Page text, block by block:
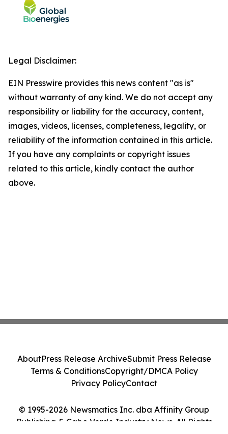
Legal Disclaimer:
EIN Presswire provides this news content "as is"
without warranty of any kind. We do not accept any
responsibility or liability for the accuracy, content,
images, videos, licenses, completeness, legality, or
reliability of the information contained in this article.
If you have any complaints or copyright issues
related to this article, kindly contact the author
above.
© 1995-2026 Newsmatics Inc. dba Affinity Group
Publishing & Cabo Verde Industry News. All Rights
AboutPress Release ArchiveSubmit Press Release
Terms & ConditionsCopyright/DMCA Policy
Privacy PolicyContact